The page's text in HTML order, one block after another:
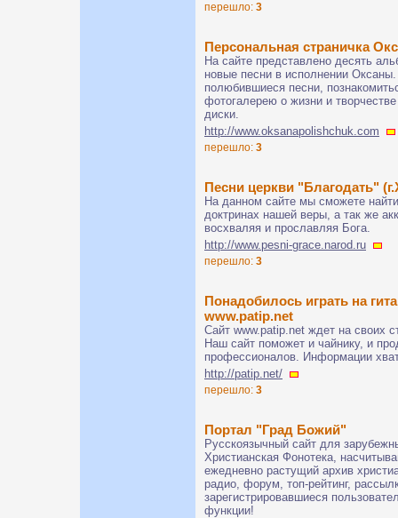
перешло: 3
Персональная страничка
На сайте представлено десять
новые песни в исполнении
полюбившиеся песни,
фотогалерею о жизни и
диски.
http://www.oksanapolishchuk.com
перешло: 3
Песни церкви "Благодать"
На данном сайте мы сможете
доктринах нашей веры, а так же
восхваляя и прославляя Бога.
http://www.pesni-grace.narod.ru
перешло: 3
Понадобилось играть на
www.patip.net
Сайт www.patip.net ждет на своих
Наш сайт поможет и чайнику, и
профессионалов. Информации
http://patip.net/
перешло: 3
Портал "Град Божий"
Русскоязычный сайт для
Христианская Фонотека,
ежедневно растущий архив
радио, форум, топ-рейтинг,
зарегистрировавшиеся
функции!